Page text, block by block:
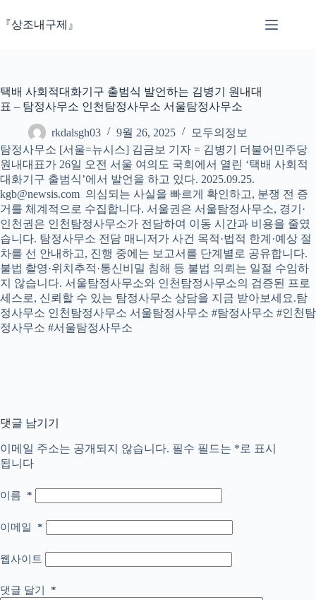
문
뛰
기
『상조내구제』
택배 사회적대화기구 출범식 발언하는 김병기 원내대
표 – 탐정사무소 인천탐정사무소 서울탐정사무소
rkdalsgh03 9월 26, 2025
모두의정보
탐정사무소 [서울=뉴시스] 김금보 기자 = 김병기 더불어민주당
원내대표가 26일 오전 서울 여의도 국회에서 열린 ‘택배 사회적
대화기구 출범식’에서 발언을 하고 있다. 2025.09.25.
kgb@newsis.com 의심되는 사실을 빠르게 확인하고, 분쟁 전 증
거를 체계적으로 수집합니다. 서울권은 서울탐정사무소, 경기·
인천권은 인천탐정사무소가 전담하여 이동 시간과 비용을 줄였
습니다. 탐정사무소 전담 매니저가 사건 목적·법적 한계·예상 절
차를 선 안내하고, 진행 중에는 보고서를 단계별로 공유합니다.
불법 촬영·위치추적·통신비밀 침해 등 불법 의뢰는 일절 수임하
지 않습니다. 서울탐정사무소와 인천탐정사무소의 검증된 프로
세스로, 신뢰할 수 있는 탐정사무소 상담을 지금 받아보세요.탐
정사무소 인천탐정사무소 서울탐정사무소 #탐정사무소 #인천탐
정사무소 #서울탐정사무소
댓글 남기기
이메일 주소는 공개되지 않습니다. 필수 필드는 * 로 표시
됩니다
이름 *
이메일 *
웹사이트
댓글 달기 *